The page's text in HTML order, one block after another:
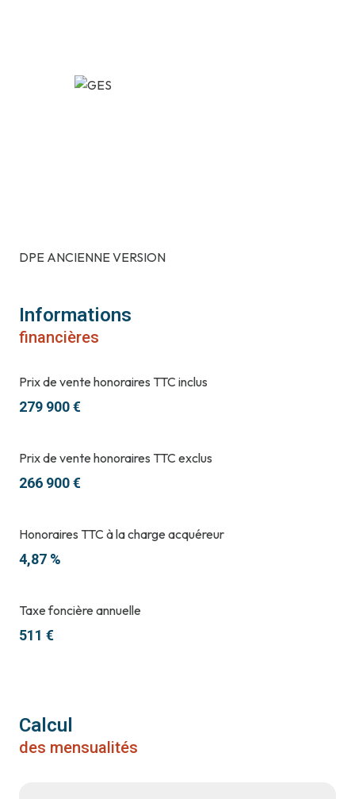
DPE ANCIENNE VERSION
Informations
financières
Prix de vente honoraires TTC inclus
279 900 €
Prix de vente honoraires TTC exclus
266 900 €
Honoraires TTC à la charge acquéreur
4,87 %
Taxe foncière annuelle
511 €
Calcul
des mensualités